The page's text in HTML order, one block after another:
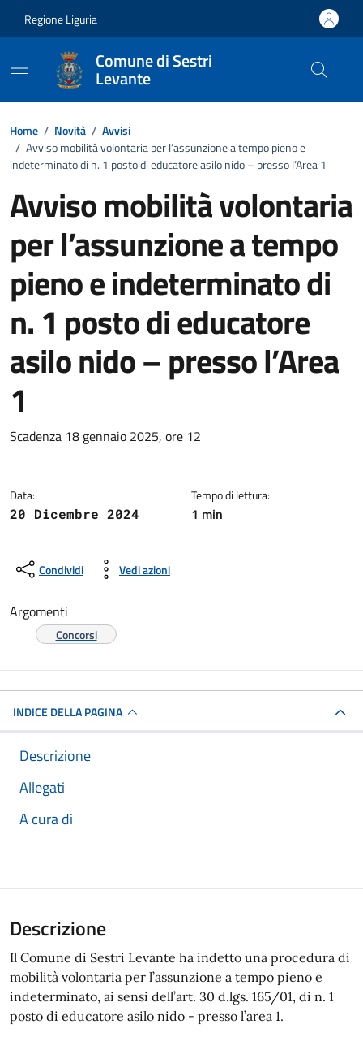
Regione Liguria
Comune di Sestri
Levante
Home / Novità / Avvisi
/ Avviso mobilità volontaria per l’assunzione a tempo pieno e
indeterminato di n. 1 posto di educatore asilo nido – presso l’Area 1
Avviso mobilità volontaria
per l’assunzione a tempo
pieno e indeterminato di
n. 1 posto di educatore
asilo nido – presso l’Area
1
Dettagli della notizia
Scadenza 18 gennaio 2025, ore 12
Data:
20 Dicembre 2024
Tempo di lettura:
1 min
Condividi Vedi azioni
Argomenti
Concorsi
INDICE DELLA PAGINA
Descrizione
Allegati
A cura di
Descrizione
Il Comune di Sestri Levante ha indetto una procedura di
mobilità volontaria per l’assunzione a tempo pieno e
indeterminato, ai sensi dell’art. 30 d.lgs. 165/01, di n. 1
posto di educatore asilo nido - presso l’area 1.